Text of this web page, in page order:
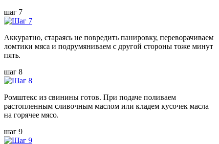
шаг 7
Аккуратно, стараясь не повредить панировку, переворачиваем
ломтики мяса и подрумяниваем с другой стороны тоже минут
пять.
шаг 8
Ромштекс из свинины готов. При подаче поливаем
растопленным сливочным маслом или кладем кусочек масла
на горячее мясо.
шаг 9